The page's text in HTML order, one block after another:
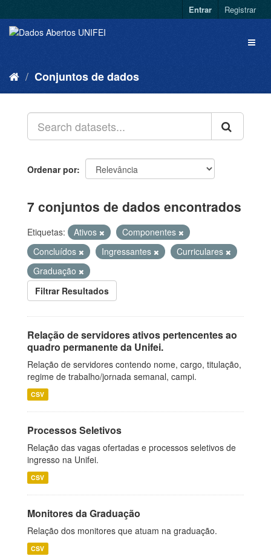
Entrar Registrar
Conjuntos de dados
Ordenar por
7 conjuntos de dados encontrados
Etiquetas: Ativos
Componentes
Concluídos
Ingressantes
Curriculares
Graduação
Filtrar Resultados
Relação de servidores ativos pertencentes ao
quadro permanente da Unifei.
Relação de servidores contendo nome, cargo, titulação,
regime de trabalho/jornada semanal, campi.
CSV
Processos Seletivos
Relação das vagas ofertadas e processos seletivos de
ingresso na Unifei.
CSV
Monitores da Graduação
Relação dos monitores que atuam na graduação.
CSV